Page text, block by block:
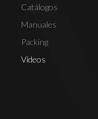
Catálogos
Manuales
Packing
Vídeos